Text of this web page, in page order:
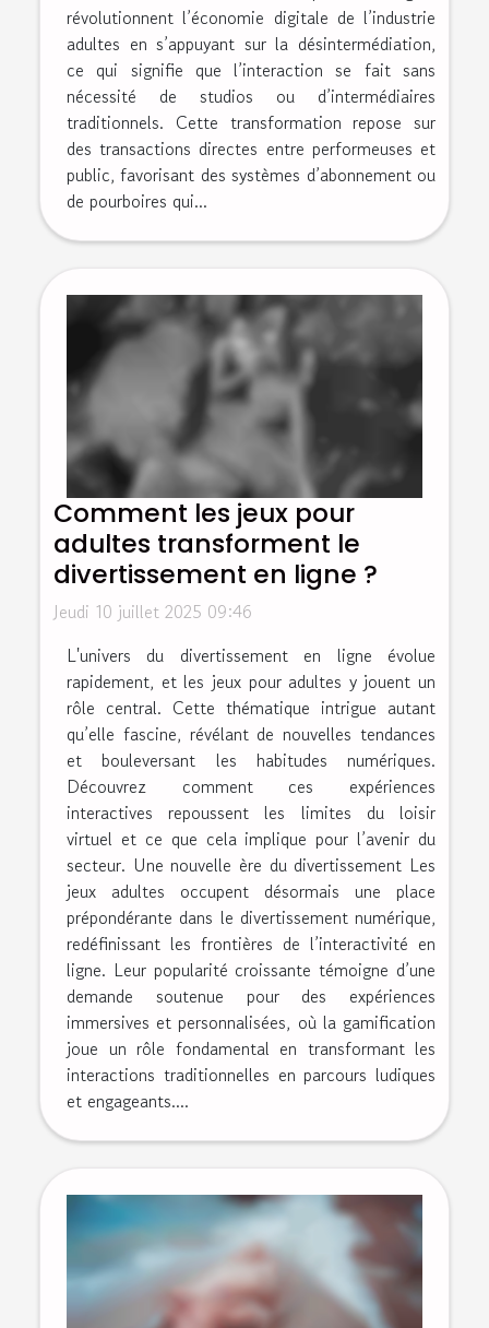
révolutionnent l’économie digitale de l’industrie
adultes en s’appuyant sur la désintermédiation,
ce qui signifie que l’interaction se fait sans
nécessité de studios ou d’intermédiaires
traditionnels. Cette transformation repose sur
des transactions directes entre performeuses et
public, favorisant des systèmes d’abonnement ou
de pourboires qui...
Comment les jeux pour
adultes transforment le
divertissement en ligne ?
Jeudi 10 juillet 2025 09:46
L'univers du divertissement en ligne évolue
rapidement, et les jeux pour adultes y jouent un
rôle central. Cette thématique intrigue autant
qu’elle fascine, révélant de nouvelles tendances
et bouleversant les habitudes numériques.
Découvrez comment ces expériences
interactives repoussent les limites du loisir
virtuel et ce que cela implique pour l’avenir du
secteur. Une nouvelle ère du divertissement Les
jeux adultes occupent désormais une place
prépondérante dans le divertissement numérique,
redéfinissant les frontières de l’interactivité en
ligne. Leur popularité croissante témoigne d’une
demande soutenue pour des expériences
immersives et personnalisées, où la gamification
joue un rôle fondamental en transformant les
interactions traditionnelles en parcours ludiques
et engageants....